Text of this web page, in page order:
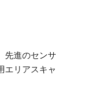
先進のセンサ
エリアスキャ